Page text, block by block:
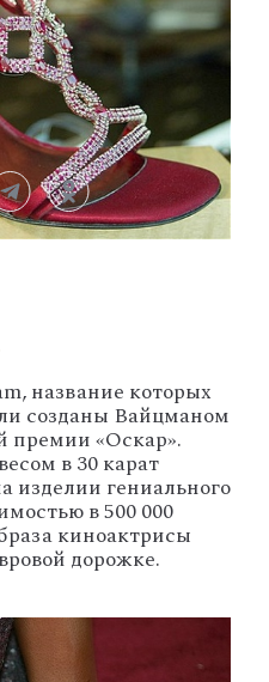
название которых
созданы Вайцманом
премии «Оскар».
в 30 карат
изделии гениального
в 500 000
киноактрисы
дорожке.